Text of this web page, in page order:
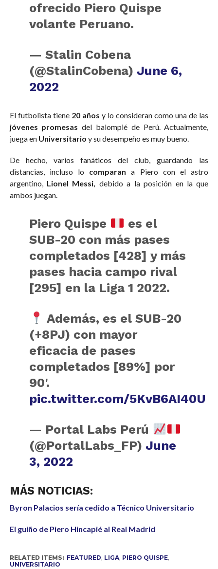
ofrecido Piero Quispe
volante Peruano.
— Stalin Cobena
(@StalinCobena) June 6,
2022
El futbolista tiene 20 años y lo consideran como una de las
jóvenes promesas del balompié de Perú. Actualmente,
juega en Universitario y su desempeño es muy bueno.
De hecho, varios fanáticos del club, guardando las
distancias, incluso lo comparan a Piero con el astro
argentino, Lionel Messi, debido a la posición en la que
ambos juegan.
Piero Quispe
es el
SUB-20 con más pases
completados [428] y más
pases hacia campo rival
[295] en la Liga 1 2022.
Además, es el SUB-20
(+8PJ) con mayor
eficacia de pases
completados [89%] por
90'.
pic.twitter.com/5KvB6AI40U
— Portal Labs Perú
(@PortalLabs_FP) June
3, 2022
MÁS NOTICIAS:
Byron Palacios sería cedido a Técnico Universitario
El guiño de Piero Hincapié al Real Madrid
RELATED ITEMS: FEATURED, LIGA, PIERO QUISPE,
UNIVERSITARIO